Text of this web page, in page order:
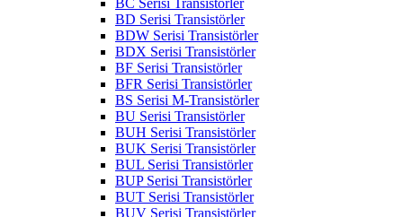
BC Serisi Transistörler
BD Serisi Transistörler
BDW Serisi Transistörler
BDX Serisi Transistörler
BF Serisi Transistörler
BFR Serisi Transistörler
BS Serisi M-Transistörler
BU Serisi Transistörler
BUH Serisi Transistörler
BUK Serisi Transistörler
BUL Serisi Transistörler
BUP Serisi Transistörler
BUT Serisi Transistörler
BUV Serisi Transistörler